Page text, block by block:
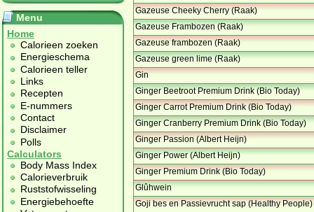
Menu
Home
Calorieen zoeken
Energieschema
Calorieen teller
Links
Recepten
E-nummers
Contact
Disclaimer
Polls
Calculators
Body Mass Index
Calorieverbruik
Ruststofwisseling
Energiebehoefte
Gazeuse Cheeky Cherry (Raak)
Gazeuse Frambozen (Raak)
Gazeuse frambozen (Raak)
Gazeuse green lime (Raak)
Gin
Ginger Beetroot Premium Drink (Bio Today)
Ginger Carrot Premium Drink (Bio Today)
Ginger Cranberry Premium Drink (Bio Today)
Ginger Passion (Albert Heijn)
Ginger Power (Albert Heijn)
Ginger Premium Drink (Bio Today)
Glûhwein
Goji bes en Passievrucht sap (Healthy People)